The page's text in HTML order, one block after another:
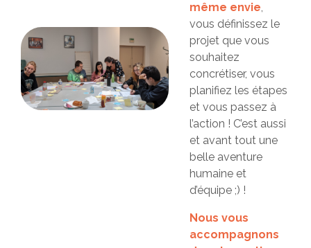
même envie,
vous définissez le
projet que vous
souhaitez
concrétiser, vous
planifiez les étapes
et vous passez à
l’action ! C’est aussi
et avant tout une
belle aventure
humaine et
d’équipe ;) !
Nous vous
accompagnons